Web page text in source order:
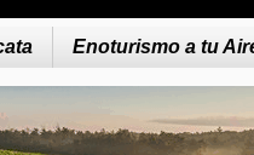
Enoturismo a tu